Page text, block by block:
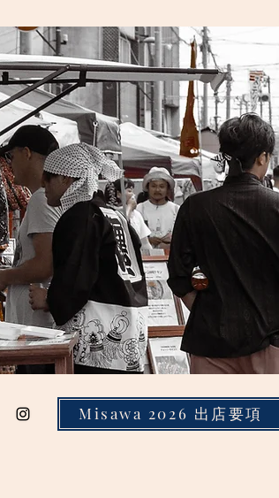
Misawa 2026 出店要項